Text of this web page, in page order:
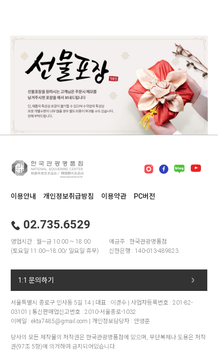
이용안내 개인정보취급방침 이용약관 PC버전
02.735.6529
영업시간 : 월~금 10:00 ~ 18:00
(토요일 11:00~18:00/ 일요일 휴무)
예금주 : 한국관광명품점
신한은행 : 140-013-489823
1:1 문의하기
서울특별시 종로구 인사동 5길 14 | 대표 : 이경수 | 사업자등록번호 : 201-82-
03101 | 통신판매업신고번호 : 2010-서울종로-1032
이메일 : ekta7485@gmail.com | 개인정보담당자 : 안영훈
당사의 모든 제작물의 저작권은 한국관광명품점에 있으며, 무단복제나 도용은 저작
권(97조 5항)에 의거하여 금지되어있습니다.